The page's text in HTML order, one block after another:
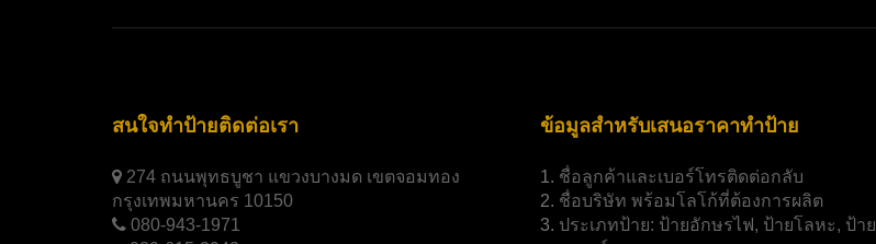
สนใจทำป้ายติดต่อเรา
274 ถนนพุทธบูชา แขวงบางมด เขตจอมทอง
กรุงเทพมหานคร 10150
080-943-1971
ข้อมูลสำหรับเสนอราคาทำป้าย
1. ชื่อลูกค้าและเบอร์โทรติดต่อกลับ
2. ชื่อบริษัท พร้อมโลโก้ที่ต้องการผลิต
3. ประเภทป้าย: ป้ายอักษรไฟ, ป้ายโลหะ, ป้าย